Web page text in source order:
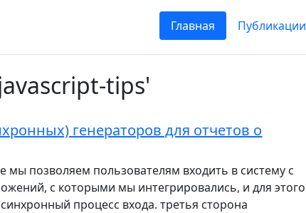
Главная Публикации
tips'
генераторов для отчетов о
мы позволяем пользователям входить в систему с
с которыми мы интегрировались, и для этого
процесс входа. третья сторона